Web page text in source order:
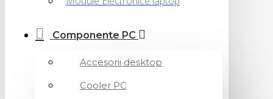
Componente PC
Accesorii desktop
Cooler PC